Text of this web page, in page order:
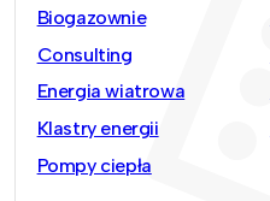
Biogazownie
Consulting
Energia wiatrowa
Klastry energii
Pompy ciepła